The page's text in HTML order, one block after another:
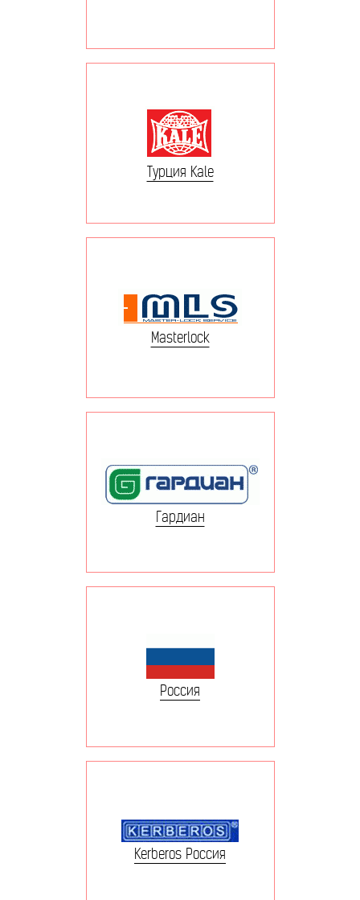
Турция Kale
Masterlock
Гардиан
Россия
Kerberos Россия